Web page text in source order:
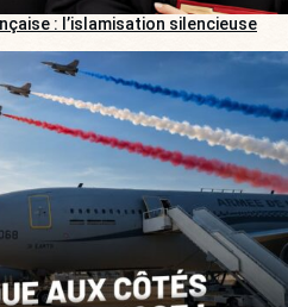
: l’islamisation silencieuse